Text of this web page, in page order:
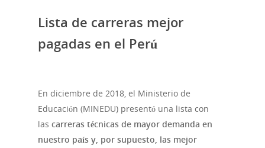
Lista de carreras mejor
pagadas en el Perú
En diciembre de 2018, el Ministerio de
Educación (MINEDU) presentó una lista con
las carreras técnicas de mayor demanda en
nuestro país y, por supuesto, las mejor